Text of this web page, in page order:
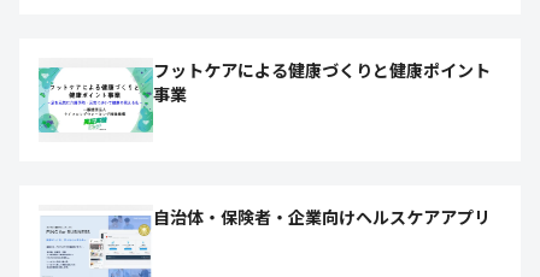
フットケアによる健康づくりと健康ポイント
事業
自治体・保険者・企業向けヘルスケアアプリ